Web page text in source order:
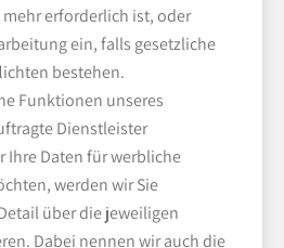
erforderlich ist, oder
ein, falls gesetzliche
bestehen.
Funktionen unseres
Dienstleister
Ihre Daten für werbliche
werden wir Sie
über die jeweiligen
Dabei nennen wir auch die